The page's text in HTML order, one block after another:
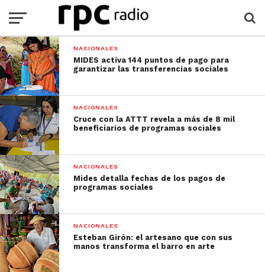
NACIONALES
MIDES activa 144 puntos de pago para
garantizar las transferencias sociales
NACIONALES
Cruce con la ATTT revela a más de 8 mil
beneficiarios de programas sociales
NACIONALES
Mides detalla fechas de los pagos de
programas sociales
NACIONALES
Esteban Girón: el artesano que con sus
manos transforma el barro en arte